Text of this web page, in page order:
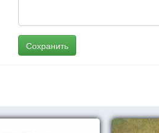
Сохранить